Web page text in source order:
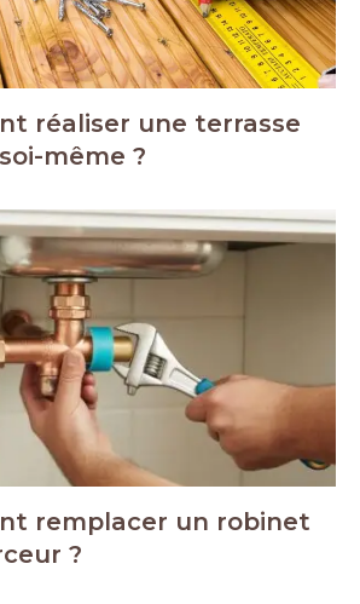
réaliser une terrasse
même ?
remplacer un robinet
?